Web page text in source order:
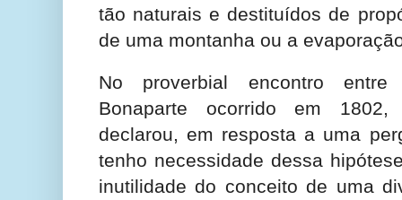
tão naturais e destituídos de
de uma montanha ou a
No proverbial encontro
Bonaparte ocorrido em
declarou, em resposta a uma
tenho necessidade dessa
inutilidade do conceito de uma